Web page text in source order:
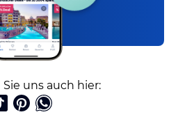
uns auch hier: